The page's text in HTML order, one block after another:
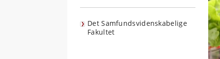
Det Samfundsvidenskabelige
Fakultet